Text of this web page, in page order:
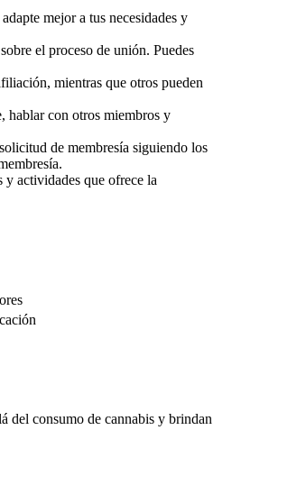
mejor a tus necesidades y
el proceso de unión. Puedes
mientras que otros pueden
hablar con otros miembros y
de membresía siguiendo los
y actividades que ofrece la
del consumo de cannabis y brindan